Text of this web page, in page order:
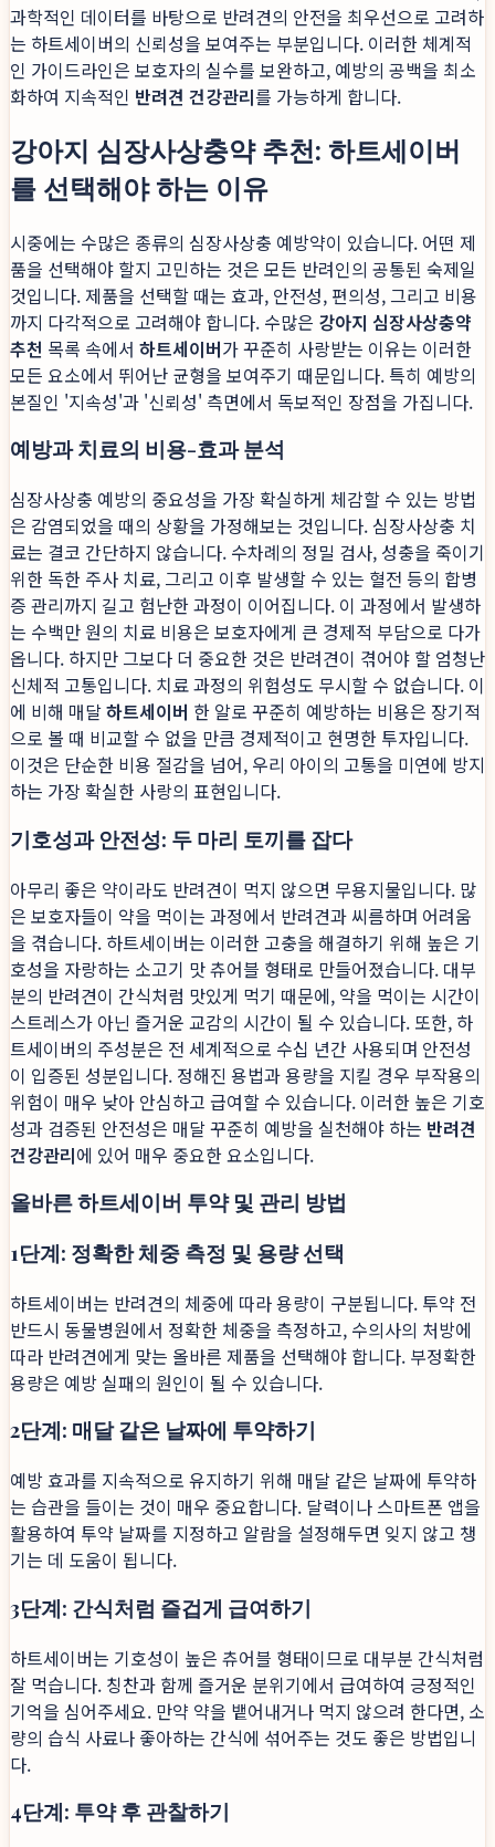
과학적인 데이터를 바탕으로 반려견의 안전을 최우선으로 고려하
는 하트세이버의 신뢰성을 보여주는 부분입니다. 이러한 체계적
인 가이드라인은 보호자의 실수를 보완하고, 예방의 공백을 최소
화하여 지속적인 반려견 건강관리를 가능하게 합니다.
강아지 심장사상충약 추천: 하트세이버
를 선택해야 하는 이유
시중에는 수많은 종류의 심장사상충 예방약이 있습니다. 어떤 제
품을 선택해야 할지 고민하는 것은 모든 반려인의 공통된 숙제일
것입니다. 제품을 선택할 때는 효과, 안전성, 편의성, 그리고 비용
까지 다각적으로 고려해야 합니다. 수많은 강아지 심장사상충약
추천 목록 속에서 하트세이버가 꾸준히 사랑받는 이유는 이러한
모든 요소에서 뛰어난 균형을 보여주기 때문입니다. 특히 예방의
본질인 '지속성'과 '신뢰성' 측면에서 독보적인 장점을 가집니다.
예방과 치료의 비용-효과 분석
심장사상충 예방의 중요성을 가장 확실하게 체감할 수 있는 방법
은 감염되었을 때의 상황을 가정해보는 것입니다. 심장사상충 치
료는 결코 간단하지 않습니다. 수차례의 정밀 검사, 성충을 죽이기
위한 독한 주사 치료, 그리고 이후 발생할 수 있는 혈전 등의 합병
증 관리까지 길고 험난한 과정이 이어집니다. 이 과정에서 발생하
는 수백만 원의 치료 비용은 보호자에게 큰 경제적 부담으로 다가
옵니다. 하지만 그보다 더 중요한 것은 반려견이 겪어야 할 엄청난
신체적 고통입니다. 치료 과정의 위험성도 무시할 수 없습니다. 이
에 비해 매달하트세이버 한 알로 꾸준히 예방하는 비용은 장기적
으로 볼 때 비교할 수 없을 만큼 경제적이고 현명한 투자입니다.
이것은 단순한 비용 절감을 넘어, 우리 아이의 고통을 미연에 방지
하는 가장 확실한 사랑의 표현입니다.
기호성과 안전성: 두 마리 토끼를 잡다
아무리 좋은 약이라도 반려견이 먹지 않으면 무용지물입니다. 많
은 보호자들이 약을 먹이는 과정에서 반려견과 씨름하며 어려움
을 겪습니다. 하트세이버는 이러한 고충을 해결하기 위해 높은 기
호성을 자랑하는 소고기 맛 츄어블 형태로 만들어졌습니다. 대부
분의 반려견이 간식처럼 맛있게 먹기 때문에, 약을 먹이는 시간이
스트레스가 아닌 즐거운 교감의 시간이 될 수 있습니다. 또한, 하
트세이버의 주성분은 전 세계적으로 수십 년간 사용되며 안전성
이 입증된 성분입니다. 정해진 용법과 용량을 지킬 경우 부작용의
위험이 매우 낮아 안심하고 급여할 수 있습니다. 이러한 높은 기호
성과 검증된 안전성은 매달 꾸준히 예방을 실천해야 하는 반려견
건강관리에 있어 매우 중요한 요소입니다.
올바른 하트세이버 투약 및 관리 방법
1단계: 정확한 체중 측정 및 용량 선택
하트세이버는 반려견의 체중에 따라 용량이 구분됩니다. 투약 전
반드시 동물병원에서 정확한 체중을 측정하고, 수의사의 처방에
따라 반려견에게 맞는 올바른 제품을 선택해야 합니다. 부정확한
용량은 예방 실패의 원인이 될 수 있습니다.
2단계: 매달 같은 날짜에 투약하기
예방 효과를 지속적으로 유지하기 위해 매달 같은 날짜에 투약하
는 습관을 들이는 것이 매우 중요합니다. 달력이나 스마트폰 앱을
활용하여 투약 날짜를 지정하고 알람을 설정해두면 잊지 않고 챙
기는 데 도움이 됩니다.
3단계: 간식처럼 즐겁게 급여하기
하트세이버는 기호성이 높은 츄어블 형태이므로 대부분 간식처럼
잘 먹습니다. 칭찬과 함께 즐거운 분위기에서 급여하여 긍정적인
기억을 심어주세요. 만약 약을 뱉어내거나 먹지 않으려 한다면, 소
량의 습식 사료나 좋아하는 간식에 섞어주는 것도 좋은 방법입니
다.
4단계: 투약 후 관찰하기